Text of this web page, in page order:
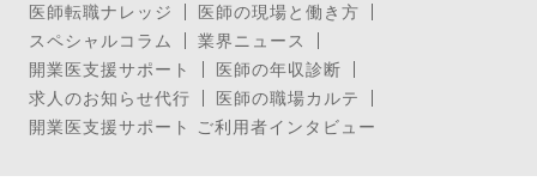
医師転職ナレッジ
医師の現場と働き方
スペシャルコラム
業界ニュース
開業医支援サポート
医師の年収診断
求人のお知らせ代行
医師の職場カルテ
開業医支援サポート ご利用者インタビュー